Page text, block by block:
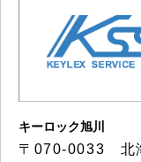
キーロック旭川
〒070-0033 北